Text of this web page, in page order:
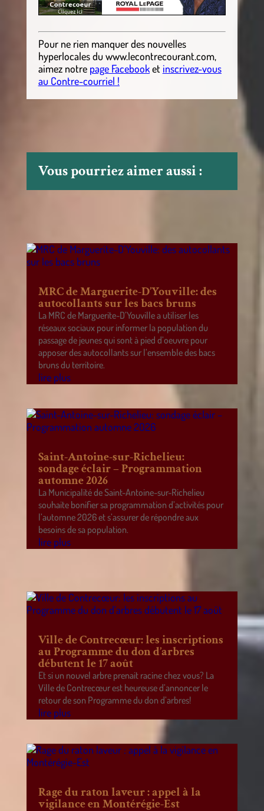
Pour ne rien manquer des nouvelles
hyperlocalesdu www.lecontrecourant.com,
aimez notre page Facebooket inscrivez-vous
au Contre-courriel !
Vous pourriez aimer aussi :
MRC de Marguerite-D’Youville: des
autocollants sur les bacs bruns
La MRC de Marguerite-D’Youville a utiliser les
réseaux sociaux pour informer la population du
passage de jeunes qui sont à pied d’oeuvre pour
apposer des autocollants sur l’ensemble des bacs
bruns du territoire.
lire plus
Saint-Antoine-sur-Richelieu:
sondage éclair – Programmation
automne 2026
La Municipalité de Saint-Antoine-sur-Richelieu
souhaite bonifier sa programmation d’activités pour
l’automne 2026 et s’assurer de répondre aux
besoins de sa population.
lire plus
Ville de Contrecœur: les inscriptions
au Programme du don d’arbres
débutent le 17 août
Et si un nouvel arbre prenait racine chez vous? La
Ville de Contrecœur est heureuse d’annoncer le
retour de son Programme du don d’arbres!
lire plus
Rage du raton laveur : appel à la
vigilance en Montérégie-Est